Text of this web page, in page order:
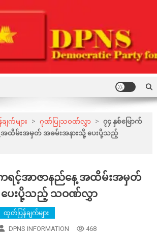
ျက်များ > ဂုဏ်ပြုသဝဏ်လွှာ > ၇၄ နှစ်မြောက်
အထိမ်းအမှတ် အခမ်းအနားသို့ ပေးပို့သည့်
ကရင့်အာဇာနည်နေ့ အထိမ်းအမှတ်
ပေးပို့သည့် သဝဏ်လွှာ
ထုတ်ပြန်ချက်များ
DPNS INFORMATION 468